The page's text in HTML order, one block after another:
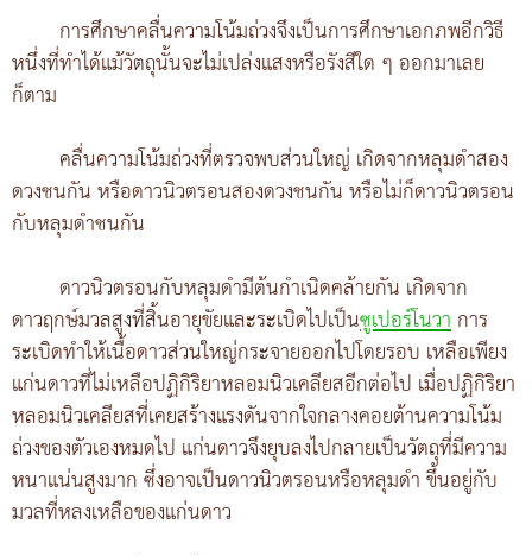
การศึกษาคลื่นความโน้มถ่วงจึงเป็นการศึกษาเอกภพอีกวิธี
หนึ่งที่ทำได้แม้วัตถุนั้นจะไม่เปล่งแสงหรือรังสีใด ๆ ออกมาเลย
ก็ตาม
คลื่นความโน้มถ่วงที่ตรวจพบส่วนใหญ่ เกิดจากหลุมดำสอง
ดวงชนกัน หรือดาวนิวตรอนสองดวงชนกัน หรือไม่ก็ดาวนิวตรอน
กับหลุมดำชนกัน
ดาวนิวตรอนกับหลุมดำมีต้นกำเนิดคล้ายกัน เกิดจาก
ดาวฤกษ์มวลสูงที่สิ้นอายุขัยและระเบิดไปเป็นซูเปอร์โนวาการ
ระเบิดทำให้เนื้อดาวส่วนใหญ่กระจายออกไปโดยรอบ เหลือเพียง
แก่นดาวที่ไม่เหลือปฏิกิริยาหลอมนิวเคลียสอีกต่อไป เมื่อปฏิกิริยา
หลอมนิวเคลียสที่เคยสร้างแรงดันจากใจกลางคอยต้านความโน้ม
ถ่วงของตัวเองหมดไป แก่นดาวจึงยุบลงไปกลายเป็นวัตถุที่มีความ
หนาแน่นสูงมาก ซึ่งอาจเป็นดาวนิวตรอนหรือหลุมดำ ขึ้นอยู่กับ
มวลที่หลงเหลือของแก่นดาว